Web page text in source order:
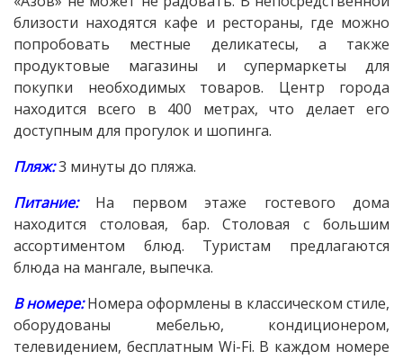
близости находятся кафе и рестораны, где можно
попробовать местные деликатесы, а также
продуктовые магазины и супермаркеты для
покупки необходимых товаров. Центр города
находится всего в 400 метрах, что делает его
доступным для прогулок и шопинга.
Пляж:3 минуты до пляжа.
Питание:На первом этаже гостевого дома
находится столовая, бар. Столовая с большим
ассортиментом блюд. Туристам предлагаются
блюда на мангале, выпечка.
В номере:Номера оформлены в классическом стиле,
оборудованы мебелью, кондиционером,
телевидением, бесплатным Wi-Fi. В каждом номере